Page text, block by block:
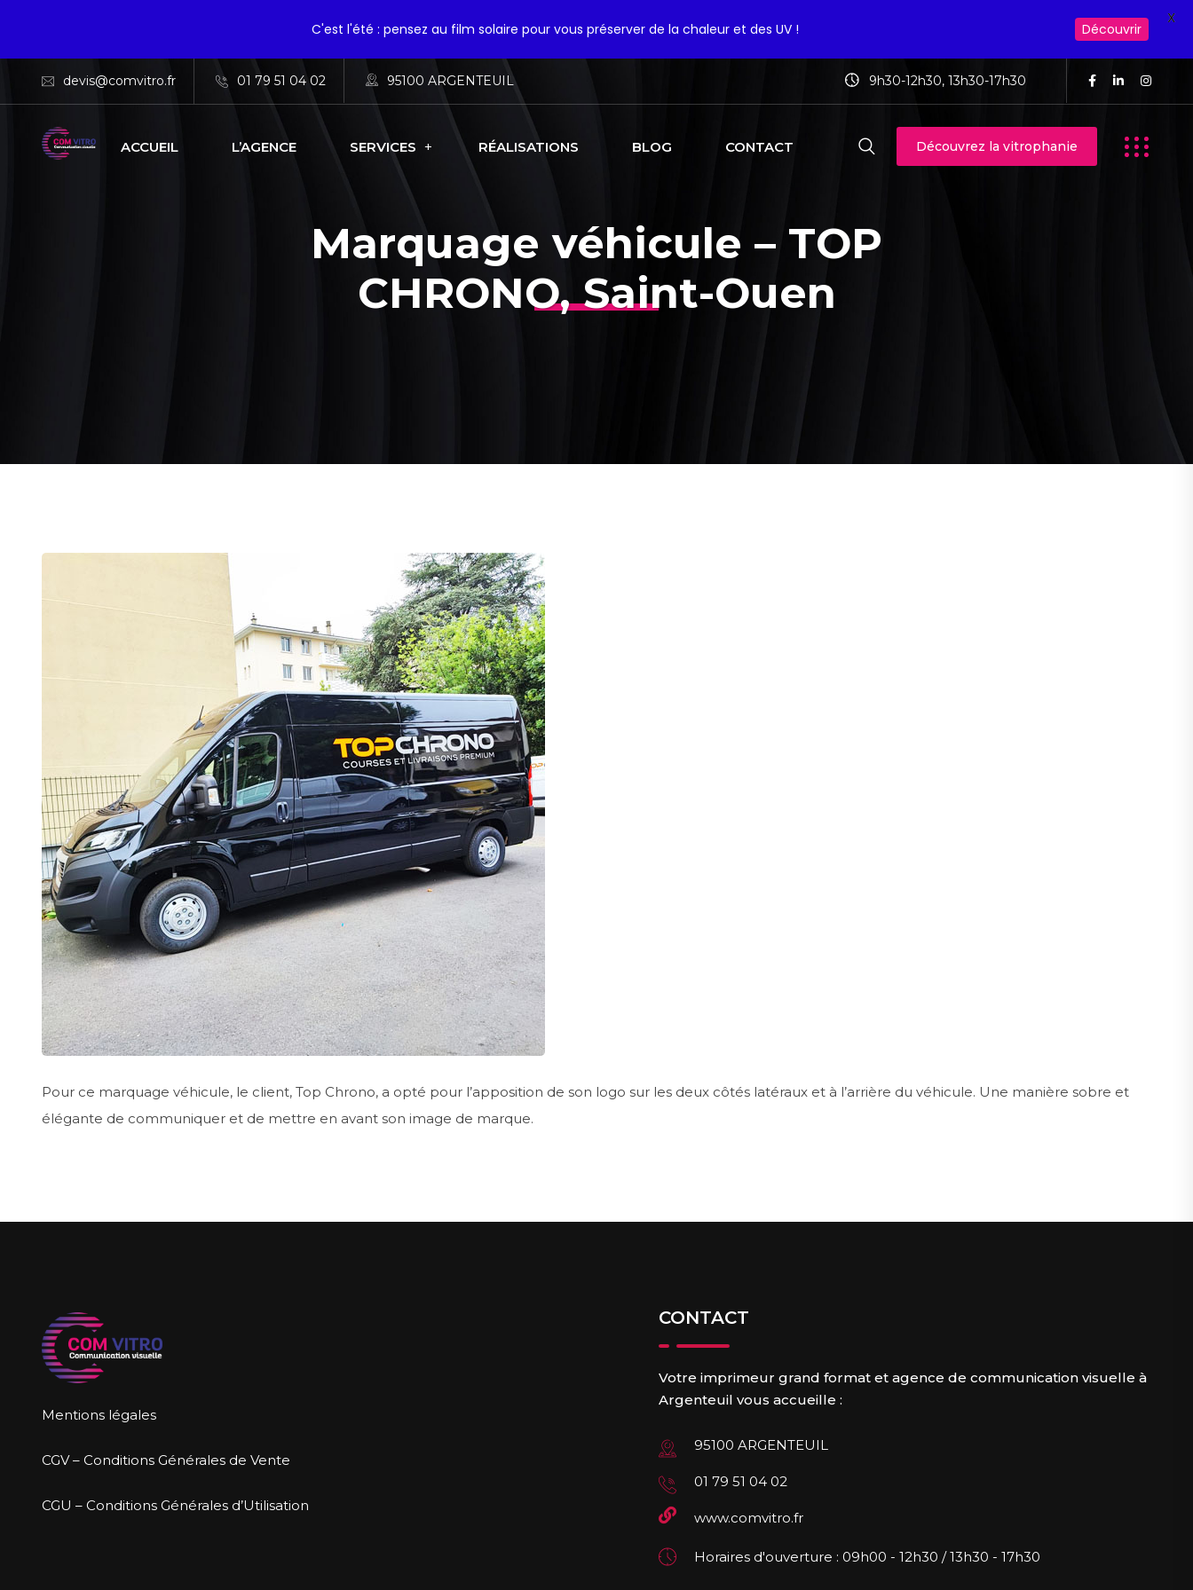
devis@comvitro.fr 01 79 51 04 02 95100 ARGENTEUIL 9h30-12h30, 13h30-17h30
ACCUEIL L’AGENCE SERVICES RÉALISATIONS BLOG CONTACT Découvrez la vitrophanie
Marquage véhicule – TOP
CHRONO, Saint-Ouen
Pour ce marquage véhicule, le client, Top Chrono, a opté pour l’apposition de son logo sur les deux côtés latéraux et à l’arrière du véhicule. Une manière sobre et
élégante de communiquer et de mettre en avant son image de marque.
Mentions légales
CGV – Conditions Générales de Vente
CGU – Conditions Générales d’Utilisation
CONTACT
Votre imprimeur grand format et agence de communication visuelle à
Argenteuil vous accueille :
95100 ARGENTEUIL
01 79 51 04 02
www.comvitro.fr
Horaires d'ouverture : 09h00 - 12h30 / 13h30 - 17h30
C'est l'été : pensez au film solaire pour vous préserver de la chaleur et des UV ! Découvrir
X